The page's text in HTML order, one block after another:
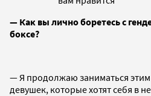
— Как вы лично боретесь с
боксе?
— Я продолжаю заниматься
девушек, которые хотят себя в